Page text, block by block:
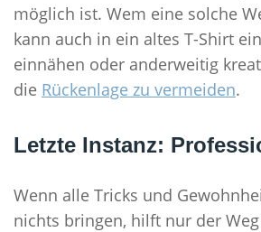
möglich ist. Wem eine solche
kann auch in ein altes T-Shirt
einnähen oder anderweitig
die Rückenlage zu vermeiden.
Letzte Instanz:
Wenn alle Tricks und
nichts bringen, hilft nur der